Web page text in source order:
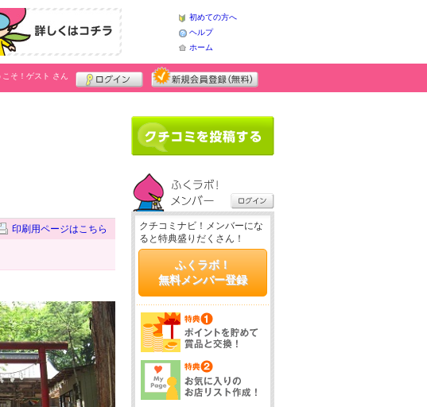
初めての方へ
ヘルプ
ホーム
こそ！ ゲスト さん
印刷用ページはこちら
クチコミナビ！メンバーにな
ると特典盛りだくさん！
ふくラボ！
無料メンバー登録